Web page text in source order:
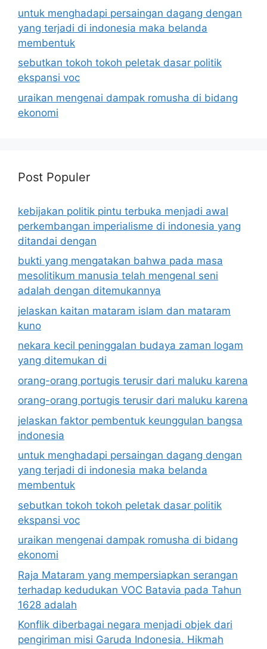
untuk menghadapi persaingan dagang dengan
yang terjadi di indonesia maka belanda
membentuk
sebutkan tokoh tokoh peletak dasar politik
ekspansi voc
uraikan mengenai dampak romusha di bidang
ekonomi
Post Populer
kebijakan politik pintu terbuka menjadi awal
perkembangan imperialisme di indonesia yang
ditandai dengan
bukti yang mengatakan bahwa pada masa
mesolitikum manusia telah mengenal seni
adalah dengan ditemukannya
jelaskan kaitan mataram islam dan mataram
kuno
nekara kecil peninggalan budaya zaman logam
yang ditemukan di
orang-orang portugis terusir dari maluku karena
orang-orang portugis terusir dari maluku karena
jelaskan faktor pembentuk keunggulan bangsa
indonesia
untuk menghadapi persaingan dagang dengan
yang terjadi di indonesia maka belanda
membentuk
sebutkan tokoh tokoh peletak dasar politik
ekspansi voc
uraikan mengenai dampak romusha di bidang
ekonomi
Raja Mataram yang mempersiapkan serangan
terhadap kedudukan VOC Batavia pada Tahun
1628 adalah
Konflik diberbagai negara menjadi objek dari
pengiriman misi Garuda Indonesia. Hikmah